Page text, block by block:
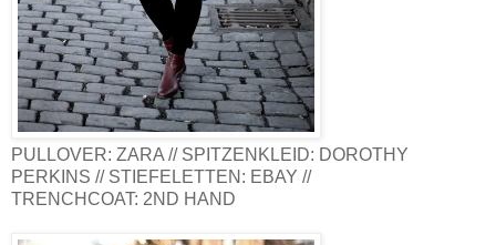
PULLOVER: ZARA // SPITZENKLEID: DOROTHY
PERKINS // STIEFELETTEN: EBAY //
TRENCHCOAT: 2ND HAND